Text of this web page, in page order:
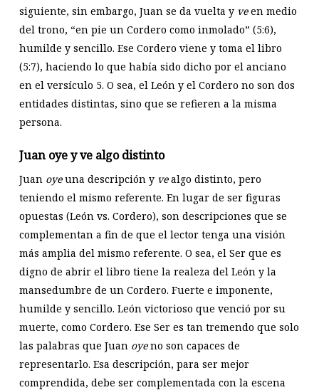
siguiente, sin embargo, Juan se da vuelta y veen medio
del trono, “en pie un Cordero como inmolado” (5:6),
humilde y sencillo. Ese Cordero viene y toma el libro
(5:7), haciendo lo que había sido dicho por el anciano
en el versículo 5. O sea, el León y el Cordero no son dos
entidades distintas, sino que se refieren a la misma
persona.
Juan oye y ve algo distinto
Juan oyeuna descripción y vealgo distinto, pero
teniendo el mismo referente. En lugar de ser figuras
opuestas (León vs. Cordero), son descripciones que se
complementan a fin de que el lector tenga una visión
más amplia del mismo referente. O sea, el Ser que es
digno de abrir el libro tiene la realeza del León y la
mansedumbre de un Cordero. Fuerte e imponente,
humilde y sencillo. León victorioso que venció por su
muerte, como Cordero. Ese Ser es tan tremendo que solo
las palabras que Juan oyeno son capaces de
representarlo. Esa descripción, para ser mejor
comprendida, debe ser complementada con la escena